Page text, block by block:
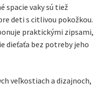
spacie vaky sú tiež
deti s citlivou pokožkou.
praktickými zipsami,
dieťaťa bez potreby jeho
veľkostiach a dizajnoch,